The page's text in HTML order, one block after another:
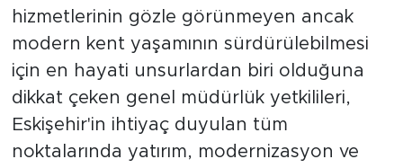
hizmetlerinin gözle görünmeyen ancak
modern kent yaşamının sürdürülebilmesi
için en hayati unsurlardan biri olduğuna
dikkat çeken genel müdürlük yetkilileri,
Eskişehir'in ihtiyaç duyulan tüm
noktalarında yatırım, modernizasyon ve